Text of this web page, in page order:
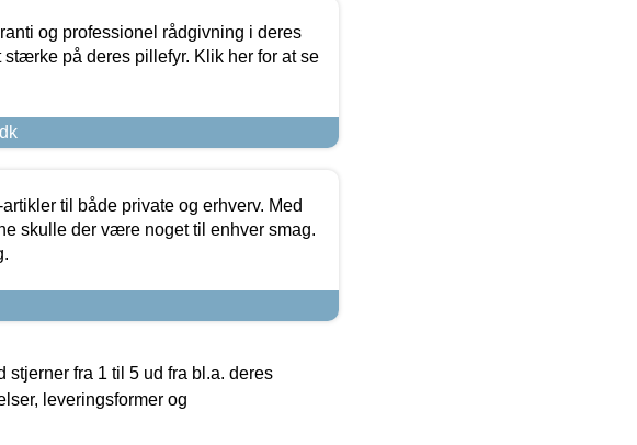
og professionel rådgivning i deres
på deres pillefyr. Klik her for at se
til både private og erhverv. Med
skulle der være noget til enhver smag.
fra 1 til 5 ud fra bl.a. deres
leveringsformer og